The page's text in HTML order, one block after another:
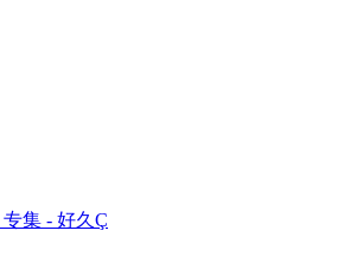
专集 - 好久Ç